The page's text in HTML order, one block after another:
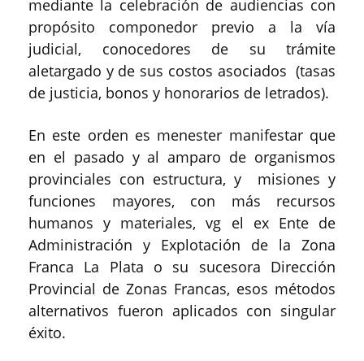
mediante la celebración de audiencias con
propósito componedor previo a la vía
judicial, conocedores de su trámite
aletargado y de sus costos asociados (tasas
de justicia, bonos y honorarios de letrados).
En este orden es menester manifestar que
en el pasado y al amparo de organismos
provinciales con estructura, y misiones y
funciones mayores, con más recursos
humanos y materiales, vg el ex Ente de
Administración y Explotación de la Zona
Franca La Plata o su sucesora Dirección
Provincial de Zonas Francas, esos métodos
alternativos fueron aplicados con singular
éxito.